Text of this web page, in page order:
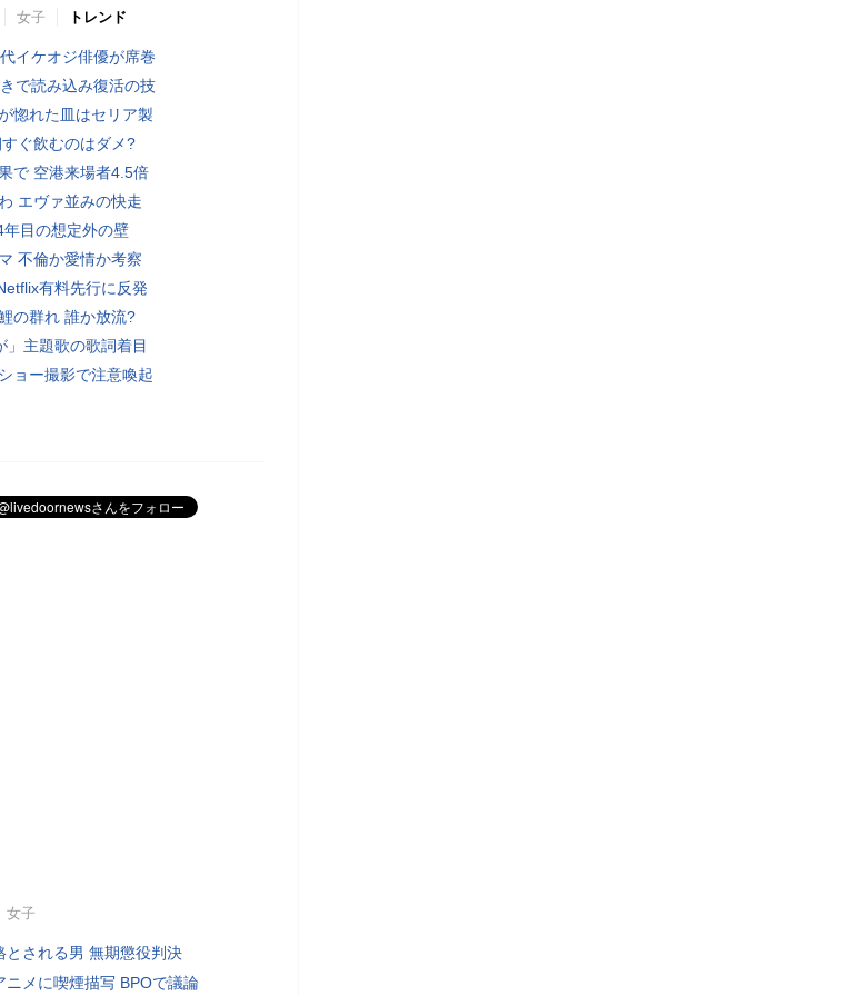
女子 トレンド
イケオジ俳優が席巻
で読み込み復活の技
惚れた皿はセリア製
ぐ飲むのはダメ?
で 空港来場者4.5倍
エヴァ並みの快走
目の想定外の壁
不倫か愛情か考察
有料先行に反発
の群れ 誰か放流?
」主題歌の歌詞着目
ョー撮影で注意喚起
女子
とされる男 無期懲役判決
ニメに喫煙描写 BPOで議論